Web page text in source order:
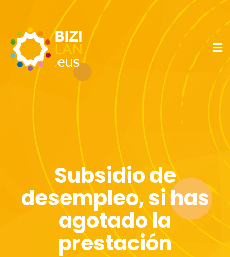
Subsidio de
desempleo, si has
agotado la
prestación